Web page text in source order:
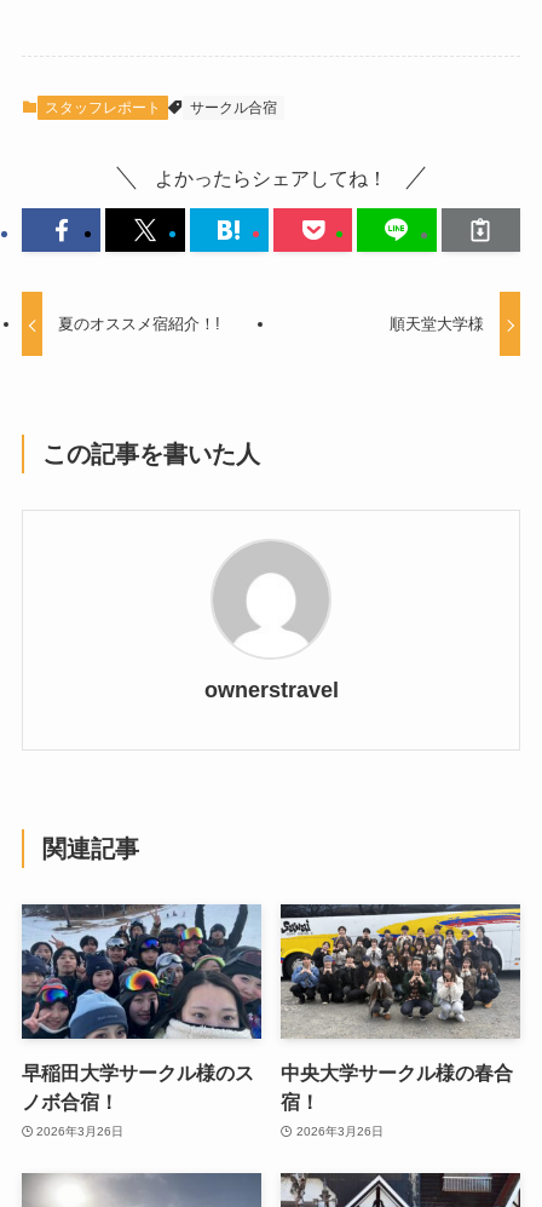
スタッフレポート サークル合宿
よかったらシェアしてね！
夏のオススメ宿紹介！! 順天堂大学様
この記事を書いた人
ownerstravel
関連記事
早稲田大学サークル様のス
ノボ合宿！
2026年3月26日
中央大学サークル様の春合
宿！
2026年3月26日